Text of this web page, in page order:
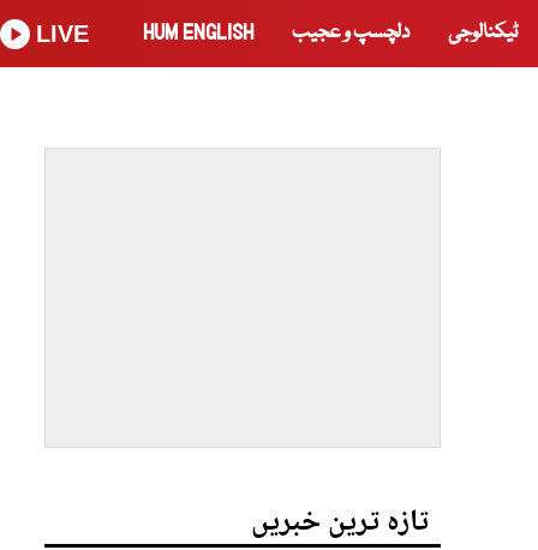
ٹیکنالوجی دلچسپ و عجیب HUM ENGLISH
LIVE
تازہ ترین خبریں